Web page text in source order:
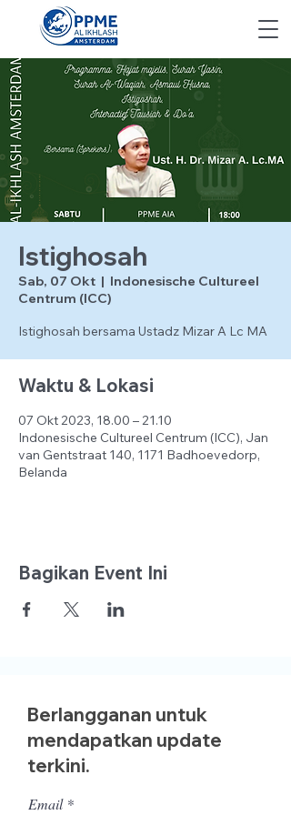
Istighosah
Sab, 07 Okt
  |
Indonesische Cultureel
Centrum (ICC)
Istighosah bersama Ustadz Mizar A Lc MA
Waktu & Lokasi
07 Okt 2023, 18.00 – 21.10
Indonesische Cultureel Centrum (ICC), Jan
van Gentstraat 140, 1171 Badhoevedorp,
Belanda
Bagikan Event Ini
Berlangganan untuk
mendapatkan update
terkini.
Email